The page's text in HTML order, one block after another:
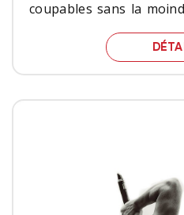
coupables sans la